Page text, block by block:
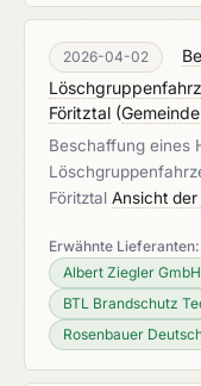
2026-04-02
Föritztal (
Beschaffung eines
Föritztal Ansicht
Erwähnte Lieferanten:
Albert Ziegler GmbH
BTL Brandschutz
Rosenbauer